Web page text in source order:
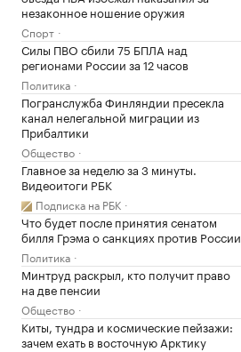
незаконное ношение оружия
Спорт
Силы ПВО сбили 75 БПЛА над
регионами России за 12 часов
Политика
Погранслужба Финляндии пресекла
канал нелегальной миграции из
Прибалтики
Общество
Главное за неделю за 3 минуты.
Видеоитоги РБК
Подписка на РБК
Что будет после принятия сенатом
билля Грэма о санкциях против России
Политика
Минтруд раскрыл, кто получит право
на две пенсии
Общество
Киты, тундра и космические пейзажи:
зачем ехать в восточную Арктику